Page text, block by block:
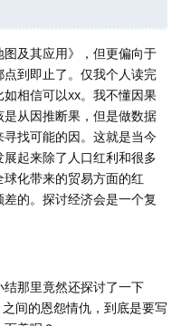
及其应用》，但更偏向于
到即止了。仅我个人读完
相信可以xx。我不懂因果
从因推断果，但是做数据
找可能的因。这就是当今
起来除了人口红利和很多
化带来的贸易方面的红
的。探讨经济会是一个复
那里竟然还探讨了一下
间的恩怨情仇，到底是要写